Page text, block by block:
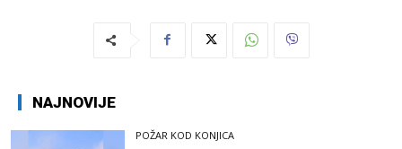
NAJNOVIJE
POŽAR KOD KONJICA